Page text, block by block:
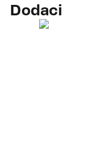
Dodaci